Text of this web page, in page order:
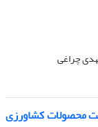
چراغی
محصولات کشاورزی